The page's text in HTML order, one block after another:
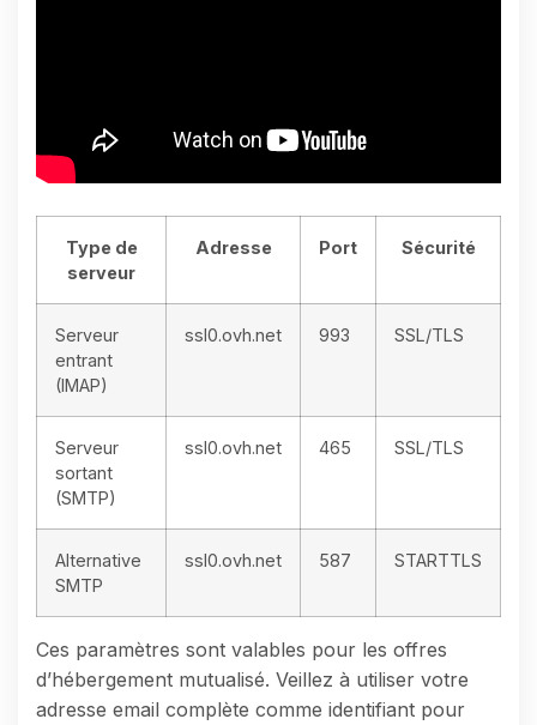
Type de
serveur
Adresse Port Sécurité
Serveur
entrant
(IMAP)
ssl0.ovh.net 993 SSL/TLS
Serveur
sortant
(SMTP)
ssl0.ovh.net 465 SSL/TLS
Alternative
SMTP
ssl0.ovh.net 587 STARTTLS
Ces paramètres sont valables pour les offres
d’hébergement mutualisé. Veillez à utiliser votre
adresse email complète comme identifiant pour